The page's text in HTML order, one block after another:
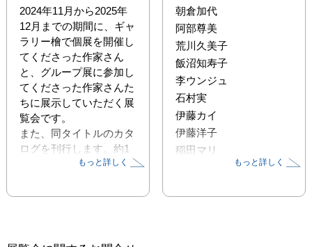
2024年11月から2025年
12月までの期間に、ギャ
ラリー檜で個展を開催し
てくださった作家さん
と、グループ展に参加し
てくださった作家さんた
ちに展示していただく展
覧会です。
また、同タイトルのカタ
ログを刊行します。約1
年間のギャラリー檜の記
もっと詳しく
朝倉加代
阿部尊美
荒川久美子
飯沼知寿子
李ウンジュ
石村実
伊藤カイ
伊藤洋子
稲田マリ
もっと詳しく